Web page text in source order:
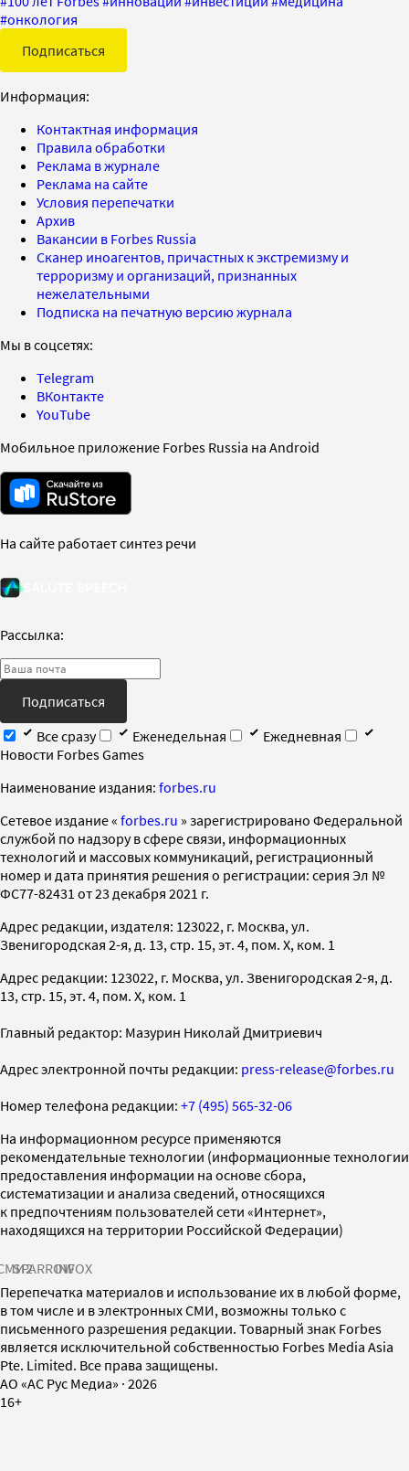
#онкология
Подписаться
Информация:
Контактная информация
Правила обработки
Реклама в журнале
Реклама на сайте
Условия перепечатки
Архив
Вакансии в Forbes Russia
Сканер иноагентов, причастных к экстремизму и
терроризму и организаций, признанных
нежелательными
Подписка на печатную версию журнала
Мы в соцсетях:
Telegram
ВКонтакте
YouTube
Мобильное приложение Forbes Russia на Android
На сайте работает синтез речи
Рассылка:
Подписаться
Все сразу
Еженедельная
Ежедневная
Новости Forbes Games
Наименование издания: forbes.ru
Cетевое издание « forbes.ru » зарегистрировано Федеральной
службой по надзору в сфере связи, информационных
технологий и массовых коммуникаций, регистрационный
номер и дата принятия решения о регистрации: серия Эл №
ФС77-82431 от 23 декабря 2021 г.
Адрес редакции, издателя: 123022, г. Москва, ул.
Звенигородская 2-я, д. 13, стр. 15, эт. 4, пом. X, ком. 1
Адрес редакции: 123022, г. Москва, ул. Звенигородская 2-я, д.
13, стр. 15, эт. 4, пом. X, ком. 1
Главный редактор: Мазурин Николай Дмитриевич
Адрес электронной почты редакции: press-release@forbes.ru
Номер телефона редакции: +7 (495) 565-32-06
На информационном ресурсе применяются
рекомендательные технологии (информационные технологии
предоставления информации на основе сбора,
систематизации и анализа сведений, относящихся
к предпочтениям пользователей сети «Интернет»,
находящихся на территории Российской Федерации)
SPARROWINFOX
Перепечатка материалов и использование их в любой форме,
в том числе и в электронных СМИ, возможны только с
письменного разрешения редакции. Товарный знак Forbes
является исключительной собственностью Forbes Media Asia
Pte. Limited. Все права защищены.
AO «АС Рус Медиа» · 2026
16+